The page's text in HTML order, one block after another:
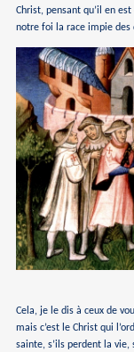
Christ, pensant qu’il en
notre foi la race impie des
Cela, je le dis à ceux de
mais c’est le Christ qui
sainte, s’ils perdent la